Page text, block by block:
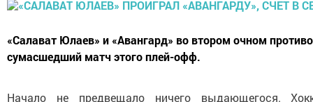
«Салават Юлаев» и «Авангард» во втором очном
сумасшедший матч этого плей-офф.
Начало не предвещало ничего выдающегося.